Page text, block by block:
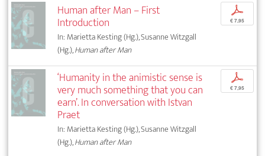
Human after Man – First
Introduction
In: Marietta Kesting (Hg.), Susanne Witzgall
(Hg.),Human after Man
p
€ 7,95
‘Humanity in the animistic sense is
very much something that you can
earn’. In conversation with Istvan
Praet
In: Marietta Kesting (Hg.), Susanne Witzgall
(Hg.),Human after Man
p
€ 7,95